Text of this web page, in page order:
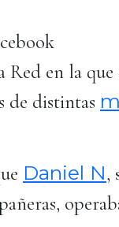
Red en la que
de distintas
Daniel N,